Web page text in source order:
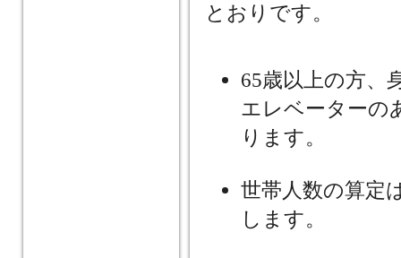
とおりです。
65歳以上の方、
エレベーターの
ります。
世帯人数の算定
します。